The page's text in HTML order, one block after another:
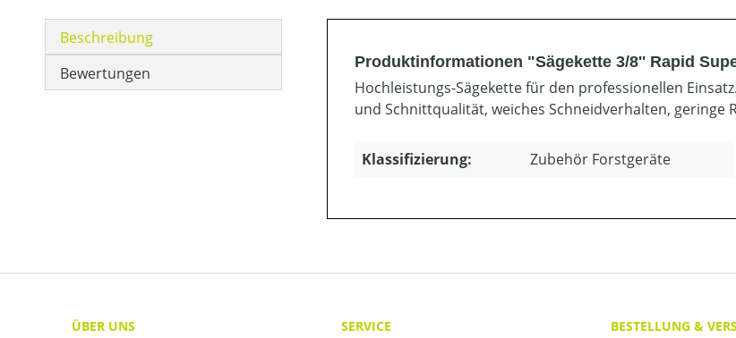
Beschreibung
Bewertungen
Produktinformationen "Sägekette 3/8'' Rapid
Hochleistungs-Sägekette für den professionellen
und Schnittqualität, weiches Schneidverhalten, geringe
Klassifizierung: Zubehör Forstgeräte
ÜBER UNS
SERVICE
BESTELLUNG &